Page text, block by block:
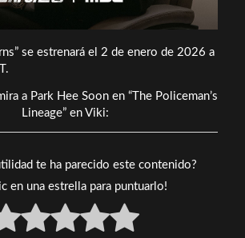
se estrenará el 2 de enero de 2026 a
a Park Hee Soon en “The Policeman’s
Lineage” en Viki:
te ha parecido este contenido?
en una estrella para puntuarlo!